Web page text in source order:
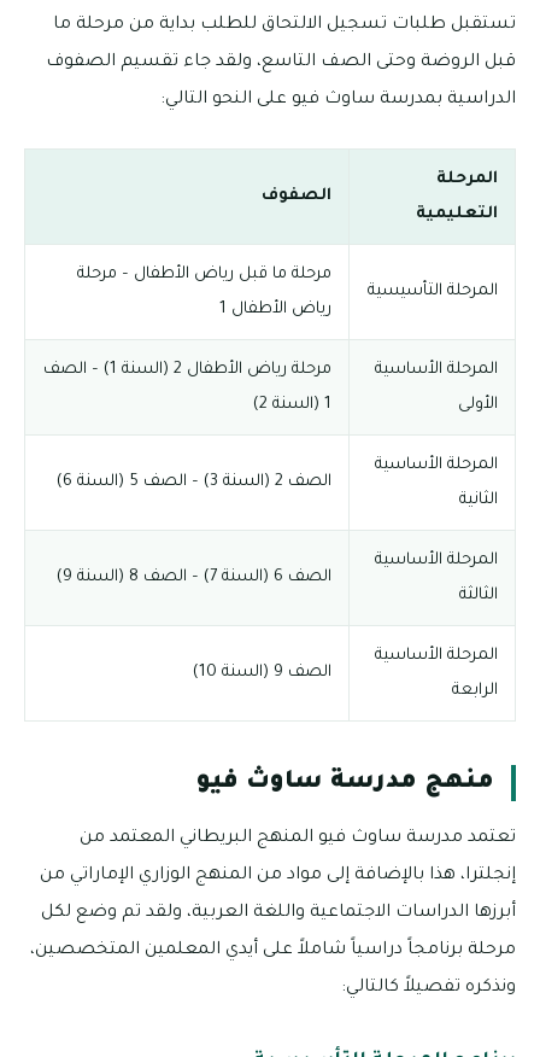
تستقبل طلبات تسجيل الالتحاق للطلب بداية من مرحلة ما
قبل الروضة وحتى الصف التاسع، ولقد جاء تقسيم الصفوف
الدراسية بمدرسة ساوث فيو على النحو التالي:
المرحلة
التعليمية
الصفوف
المرحلة التأسيسية
مرحلة ما قبل رياض الأطفال – مرحلة
رياض الأطفال 1
المرحلة الأساسية
الأولى
مرحلة رياض الأطفال 2 (السنة 1) – الصف
1 (السنة 2)
المرحلة الأساسية
الثانية
الصف 2 (السنة 3) – الصف 5 (السنة 6)
المرحلة الأساسية
الثالثة
الصف 6 (السنة 7) – الصف 8 (السنة 9)
المرحلة الأساسية
الرابعة
الصف 9 (السنة 10)
منهج مدرسة ساوث فيو
تعتمد مدرسة ساوث فيو المنهج البريطاني المعتمد من
إنجلترا، هذا بالإضافة إلى مواد من المنهج الوزاري الإماراتي من
أبرزها الدراسات الاجتماعية واللغة العربية، ولقد تم وضع لكل
مرحلة برنامجاً دراسياً شاملاً على أيدي المعلمين المتخصصين،
ونذكره تفصيلاً كالتالي: